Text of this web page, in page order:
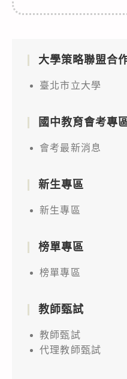
大學策略聯盟合
臺北市立大學
國中教育會考專
會考最新消息
新生專區
新生專區
榜單專區
榜單專區
教師甄試
教師甄試
代理教師甄試